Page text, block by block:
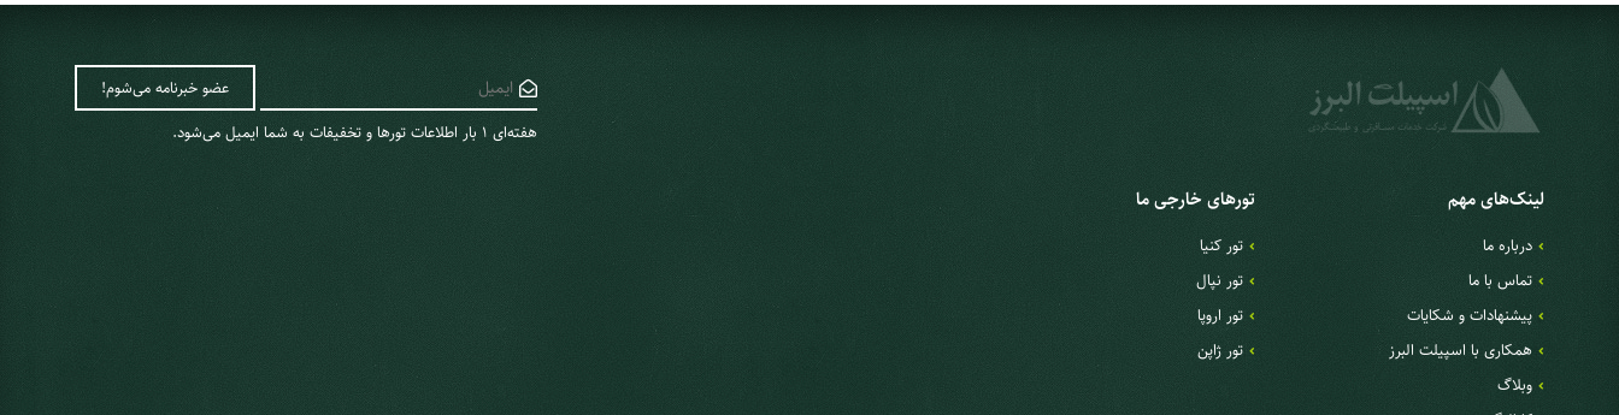
هفته‌ای 1 ‌بار اطلاعات تورها و تخفیفات به شما ایمیل می‌شود.
لینک‌های مهم
درباره ما
تماس با ما
پیشنهادات و شکایات
همکاری با اسپیلت البرز
وبلاگ
تورهای خارجی ما
تور کنیا
تور نپال
تور اروپا
تور ژاپن